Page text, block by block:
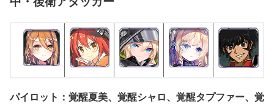
パイロット：覚醒夏美、覚醒シャロ、覚醒タプファー、覚